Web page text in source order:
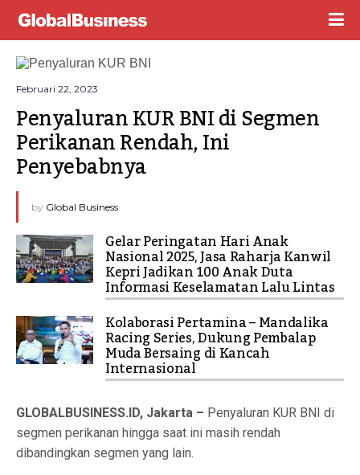
Februari 22, 2023
Penyaluran KUR BNI di Segmen
Perikanan Rendah, Ini
Penyebabnya
by Global Business
Gelar Peringatan Hari Anak
Nasional 2025, Jasa Raharja Kanwil
Kepri Jadikan 100 Anak Duta
Informasi Keselamatan Lalu Lintas
Kolaborasi Pertamina – Mandalika
Racing Series, Dukung Pembalap
Muda Bersaing di Kancah
Internasional
GLOBALBUSINESS.ID, Jakarta – Penyaluran KUR BNI di
segmen perikanan hingga saat ini masih rendah
dibandingkan segmen yang lain.